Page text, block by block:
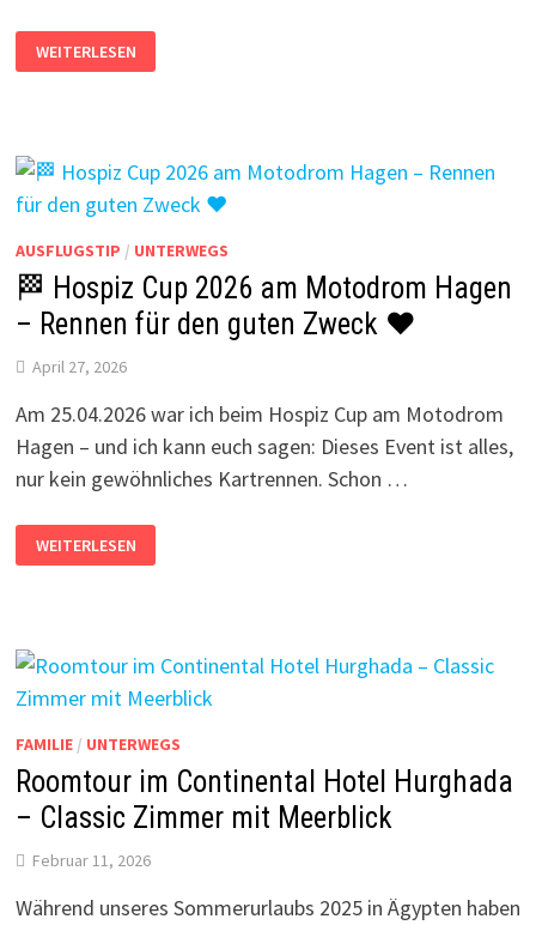
IM
ECHTEN
MINECRAFT
EXPERIENCE
OBERHAUSEN
WEITERLESEN
AUSFLUGSTIP / UNTERWEGS
🏁 Hospiz Cup 2026 am Motodrom Hagen
– Rennen für den guten Zweck ❤️
April 27, 2026
Am 25.04.2026 war ich beim Hospiz Cup am Motodrom
Hagen – und ich kann euch sagen: Dieses Event ist alles,
nur kein gewöhnliches Kartrennen. Schon …
HOSPIZ
CUP
–
RENNEN
DEN
ZWECK
❤️
WEITERLESEN
FAMILIE/ UNTERWEGS
Roomtour im Continental Hotel Hurghada
– Classic Zimmer mit Meerblick
Februar 11, 2026
Während unseres Sommerurlaubs 2025 in Ägypten haben